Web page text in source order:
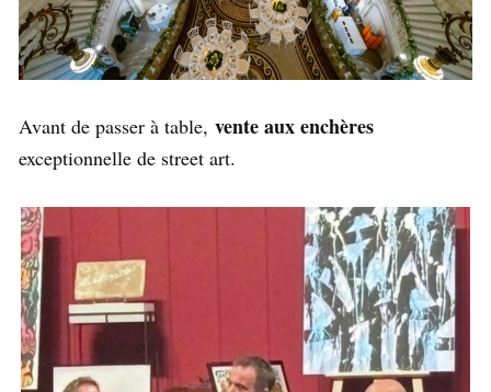
Avant de passer à table, vente aux enchères
exceptionnelle de street art.